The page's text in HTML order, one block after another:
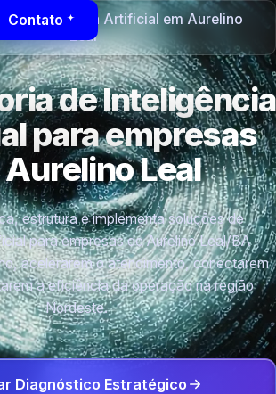
Contato
Inteligência Artificial em Aurelino
Leal
de Inteligência
para empresas
Leal
estrutura e implementa soluções de
para empresas de Aurelino Leal/BA
acelerarem o atendimento, conectarem
a eficiência da operação na região
Nordeste.
Diagnóstico Estratégico